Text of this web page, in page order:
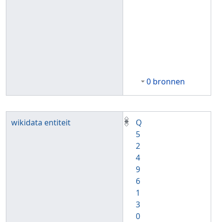
0 bronnen
wikidata entiteit
Q
5
2
4
9
6
1
3
0